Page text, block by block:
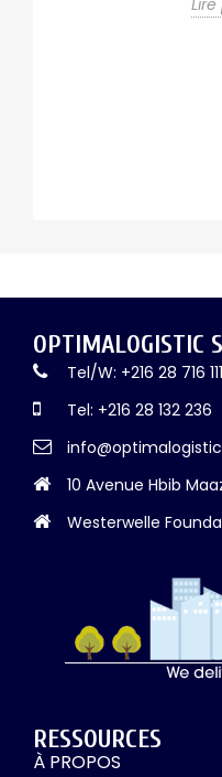
OPTIMALOGISTIC
Tel/W: +216 28 716 111
Tel: +216 28 132 236
10 Avenue Hbib
Westerwelle
RESSOURCES
À PROPOS